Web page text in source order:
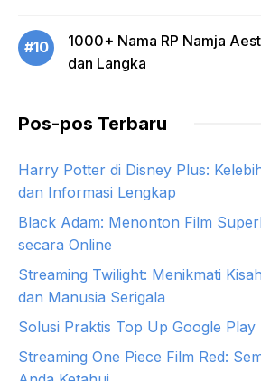
#10
1000+ Nama RP Namja
dan Langka
Pos-pos Terbaru
Harry Potter di Disney Plus:
dan Informasi Lengkap
Black Adam: Menonton Film
secara Online
Streaming Twilight: Menikmati
dan Manusia Serigala
Solusi Praktis Top Up Google Play
Streaming One Piece Film Red: